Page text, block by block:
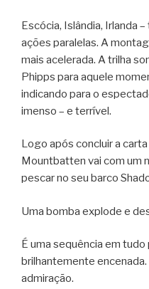
Escócia, Islândia, Irlanda
ações paralelas. A
mais acelerada. A trilha
Phipps para aquele
indicando para o
imenso – e terrível.
Logo após concluir a
Mountbatten vai com um
pescar no seu barco
Uma bomba explode e
É uma sequência em
brilhantemente
admiração.